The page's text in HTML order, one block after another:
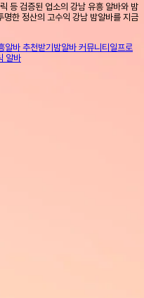
등 검증된 업소의 강남 유흥 알바와 밤
한 정산의 고수익 강남 밤알바를 지금
알바 추천받기 밤알바 커뮤니티 일프로
알바